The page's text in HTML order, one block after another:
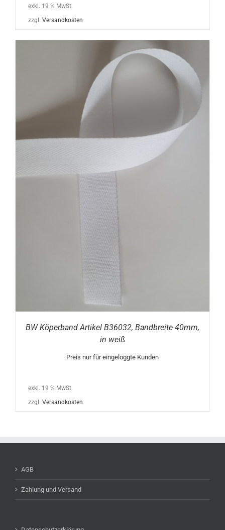
exkl. 19 % MwSt.
zzgl. Versandkosten
BW Köperband Artikel B36032, Bandbreite 40mm,
in weiß
Preis nur für eingeloggte Kunden
exkl. 19 % MwSt.
zzgl. Versandkosten
AGB
Zahlung und Versand